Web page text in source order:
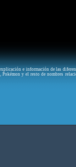
e información de las
y el resto de nombres